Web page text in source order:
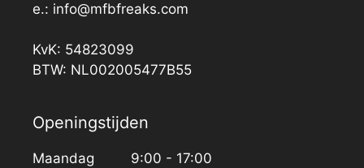
e.: info@mfbfreaks.com
KvK: 54823099
BTW: NL002005477B55
Openingstijden
Maandag
9:00 - 17:00